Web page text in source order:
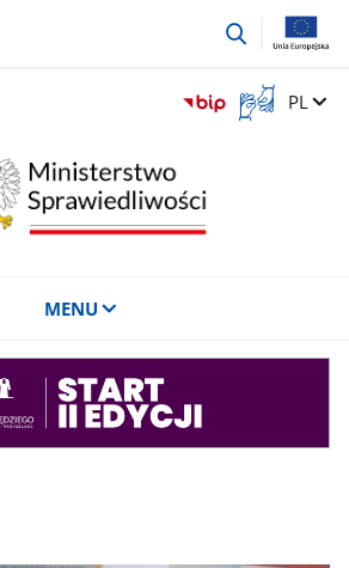
przejdź
Otwórz
okno
Zmień
PL
MENU